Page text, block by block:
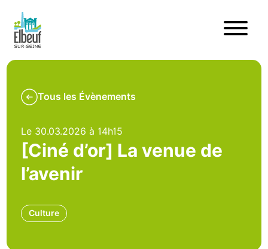
Tous les Évènements
Le 30.03.2026 à 14h15
[Ciné d’or] La venue de
l’avenir
Culture